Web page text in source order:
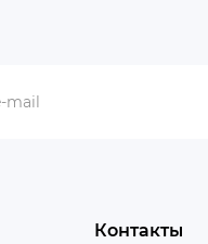
Контакты